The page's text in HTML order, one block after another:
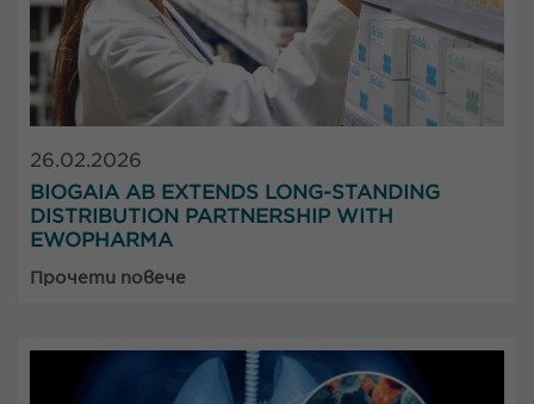
26.02.2026
BIOGAIA AB EXTENDS LONG-STANDING
DISTRIBUTION PARTNERSHIP WITH
EWOPHARMA
Прочети повече